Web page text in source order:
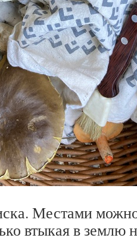
Местами
втыкая в землю